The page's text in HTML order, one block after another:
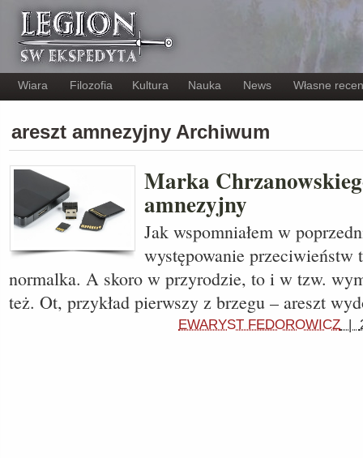
Wiara Filozofia Kultura Nauka News Własne
areszt amnezyjny Archiwum
Marka
amnezyjny
Jak wspomniałem w
występowanie przeciwieństw
normalka. A skoro w przyrodzie, to i w tzw.
też. Ot, przykład pierwszy z brzegu – areszt
EWARYST FEDOROWICZ |